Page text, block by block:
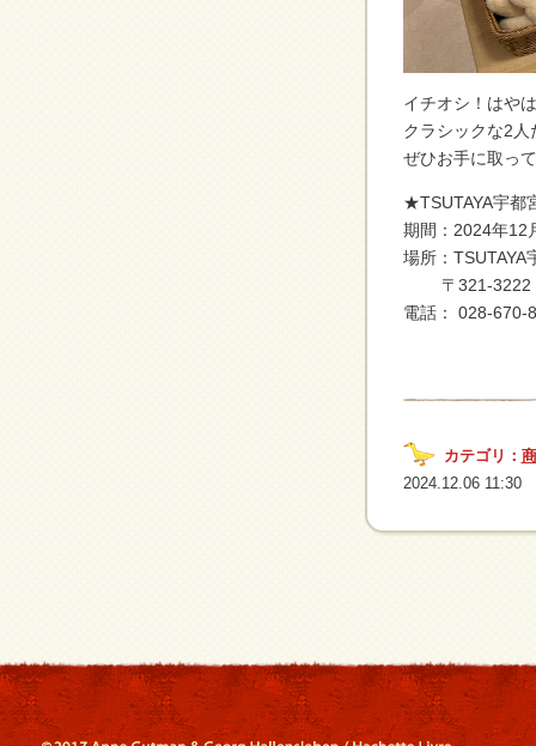
イチオシ！はや
クラシックな2
ぜひお手に取っ
★TSUTAYA宇都
期間：2024年12
場所：TSUTAYA
〒321-3222
電話： 028-670-
カテゴリ：
2024.12.06 11:30